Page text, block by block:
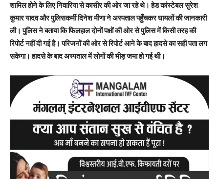
शामिल होने के लिए निवारिया से कासीर की ओर जा रहे थे। हेड कांस्टेबल सुरेश
कुमार यादव और पुलिसकर्मी दिनेश मीणा ने अस्पताल पहुँचकर घायलों की जानकारी
ली। पुलिस ने बताया कि फिलहाल दोनों पक्षों की ओर से पुलिस में किसी तरह की
रिपोर्ट नहीं दी गई है। परिजनों की ओर से रिपोर्ट आने के बाद हादसे का सही पता लग
सकेगा। हादसे के बाद अस्पताल में लोगों की भीड़ जमा हो गई थी।